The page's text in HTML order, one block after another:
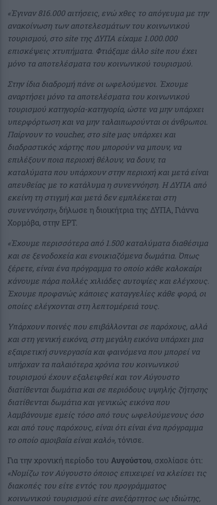
«Έγιναν 816.000 αιτήσεις, ενώ χθες το απόγευμα με την
ανακοίνωση των αποτελεσμάτων του κοινωνικού
τουρισμού, στο site της ΔΥΠΑ είχαμε 1.000.000
επισκέψεις χτυπήματα. Φτιάξαμε άλλο site που έχει
μόνο τα αποτελέσματα του κοινωνικού τουρισμού.
Στην ίδια διαδρομή πάνε οι ωφελούμενοι. Έχουμε
αναρτήσει μόνο τα αποτελέσματα του κοινωνικού
τουρισμού κατηγορία-κατηγορία, ώστε να μην υπάρχει
υπερφόρτωση και να μην ταλαιπωρούνται οι άνθρωποι.
Παίρνουν το voucher, στο site μας υπάρχει και
διαδραστικός χάρτης που μπορούν να μπουν, να
επιλέξουν ποια περιοχή θέλουν, να δουν, τα
καταλύματα που υπάρχουν στην περιοχή και μετά είναι
απευθείας με το κατάλυμα η συνεννόηση. Η ΔΥΠΑ από
εκείνη τη στιγμή και μετά δεν εμπλέκεται στη
συνεννόηση», δήλωσε η διοικήτρια της ΔΥΠΑ, Γιάννα
Χορμόβα, στην ΕΡΤ.
«Έχουμε περισσότερα από 1.500 καταλύματα διαθέσιμα
και σε ξενοδοχεία και ενοικιαζόμενα δωμάτια. Όπως
ξέρετε, είναι ένα πρόγραμμα το οποίο κάθε καλοκαίρι
κάνουμε πάρα πολλές χιλιάδες αυτοψίες και ελέγχους.
Έχουμε προφανώς κάποιες καταγγελίες κάθε φορά, οι
οποίες ελέγχονται στη λεπτομέρειά τους.
Υπάρχουν ποινές που επιβάλλονται σε παρόχους, αλλά
και στη γενική εικόνα, στη μεγάλη εικόνα υπάρχει μια
εξαιρετική συνεργασία και φαινόμενα που μπορεί να
υπήρχαν τα παλαιότερα χρόνια του κοινωνικού
τουρισμού έχουν εξαλειφθεί και τον Αύγουστο
διατίθενται δωμάτια και σε περιόδους υψηλής ζήτησης
διατίθενται δωμάτια και γενικώς εικόνα που
λαμβάνουμε εμείς τόσο από τους ωφελούμενους όσο
και από τους παρόχους, είναι ότι είναι ένα πρόγραμμα
το οποίο αμοιβαία είναι καλό»,τόνισε.
Για την χρονική περίοδο του Αυγούστου, σχολίασε ότι:
«Νομίζω τον Αύγουστο όποιος επιχειρεί να κλείσει τις
διακοπές του είτε εντός του προγράμματος
κοινωνικού τουρισμού είτε ανεξάρτητος ως ιδιώτης,